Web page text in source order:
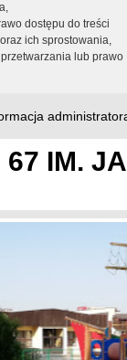
dostępu do treści
ich sprostowania,
lub prawo
IM.